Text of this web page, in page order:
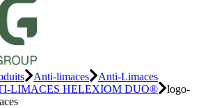
Anti-limaces
Anti-Limaces
LIMACES HELEXIOM DUO®
logo-